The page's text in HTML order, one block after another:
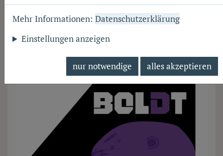
Mehr Informationen: Datenschutzerklärung
Einstellungen anzeigen
nur notwendige alles akzeptieren